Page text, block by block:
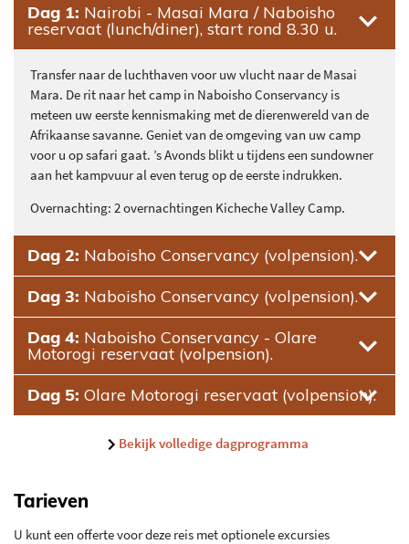
Dag 1: Nairobi - Masai Mara / Naboisho
reservaat (lunch/diner), start rond 8.30 u.
Transfer naar de luchthaven voor uw vlucht naar de Masai
Mara. De rit naar het camp in Naboisho Conservancy is
meteen uw eerste kennismaking met de dierenwereld van de
Afrikaanse savanne. Geniet van de omgeving van uw camp
voor u op safari gaat. ’s Avonds blikt u tijdens een sundowner
aan het kampvuur al even terug op de eerste indrukken.
Overnachting: 2 overnachtingen Kicheche Valley Camp.
Dag 2: Naboisho Conservancy (volpension).
Dag 3: Naboisho Conservancy (volpension).
Dag 4: Naboisho Conservancy - Olare
Motorogi reservaat (volpension).
Dag 5: Olare Motorogi reservaat (volpension).
Bekijk volledige dagprogramma
Tarieven
U kunt een offerte voor deze reis met optionele excursies